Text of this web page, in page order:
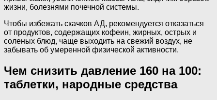
жизни, болезнями почечной системы.
Чтобы избежать скачков АД, рекомендуется отказаться
от продуктов, содержащих кофеин, жирных, острых и
соленых блюд, чаще выходить на свежий воздух, не
забывать об умеренной физической активности.
Чем снизить давление 160 на 100:
таблетки, народные средства